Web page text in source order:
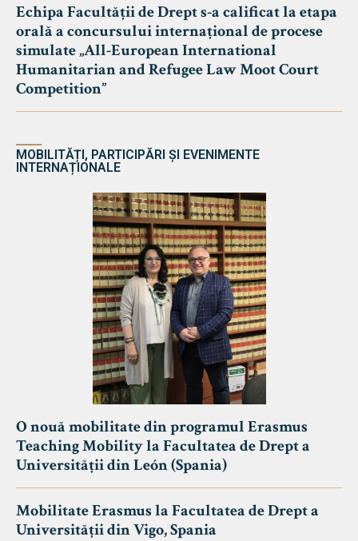
Echipa Facultății de Drept s-a calificat la etapa
orală a concursului internațional de procese
simulate „All-European International
Humanitarian and Refugee Law Moot Court
Competition”
MOBILITĂȚI, PARTICIPĂRI ȘI EVENIMENTE
INTERNAȚIONALE
O nouă mobilitate din programul Erasmus
Teaching Mobility la Facultatea de Drept a
Universității din León (Spania)
Mobilitate Erasmus la Facultatea de Drept a
Universității din Vigo, Spania